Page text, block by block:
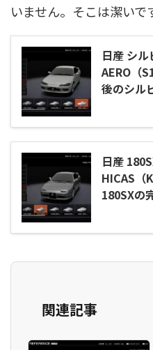
いません。そこは潔いで
日産 シ
AERO（
後のシル
日産
HICAS（
180SXの
関連記事